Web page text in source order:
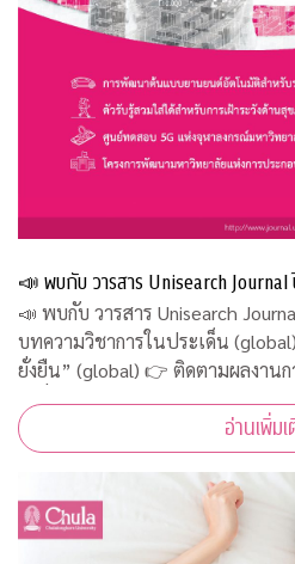
📣 พบกับ วารสาร Unisearch Journal
📣 พบกับ วารสาร Unisearch
บทความวิชาการในประเด็น
ยั่งยืน” (global) 👉 ติดตามผลงานการวิจัยและพัฒนาที่น่าสนใจ
ได้ที่ http://
อ่านเพิ่ม